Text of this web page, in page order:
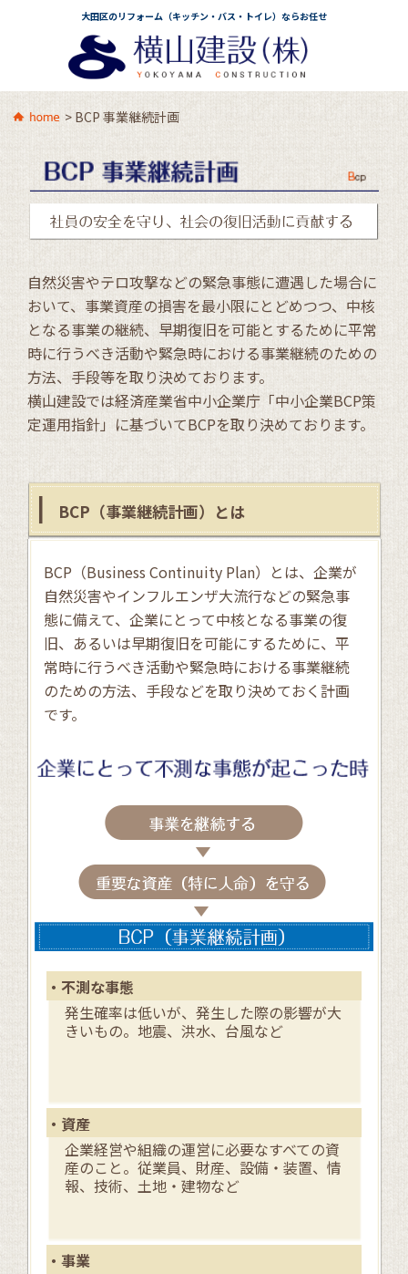
大田区のリフォーム（キッチン・バス・トイレ）ならお任せ
> BCP 事業継続計画
自然災害やテロ攻撃などの緊急事態に遭遇した場合に
おいて、事業資産の損害を最小限にとどめつつ、中核
となる事業の継続、早期復旧を可能とするために平常
時に行うべき活動や緊急時における事業継続のための
方法、手段等を取り決めております。
横山建設では経済産業省中小企業庁「中小企業BCP策
定運用指針」に基づいてBCPを取り決めております。
BCP（事業継続計画）とは
BCP（Business Continuity Plan）とは、企業が
自然災害やインフルエンザ大流行などの緊急事
態に備えて、企業にとって中核となる事業の復
旧、あるいは早期復旧を可能にするために、平
常時に行うべき活動や緊急時における事業継続
のための方法、手段などを取り決めておく計画
です。
・不測な事態
発生確率は低いが、発生した際の影響が大
きいもの。地震、洪水、台風など
・資産
企業経営や組織の運営に必要なすべての資
産のこと。従業員、財産、設備・装置、情
報、技術、土地・建物など
・事業